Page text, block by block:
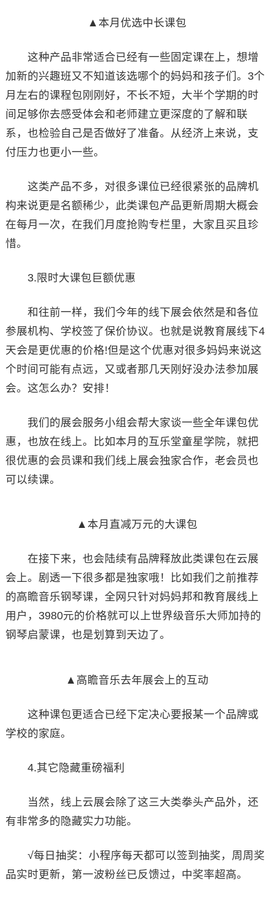
▲本月优选中长课包
这种产品非常适合已经有一些固定课在上，想增
加新的兴趣班又不知道该选哪个的妈妈和孩子们。3个
月左右的课程包刚刚好，不长不短，大半个学期的时
间足够你去感受体会和老师建立更深度的了解和联
系，也检验自己是否做好了准备。从经济上来说，支
付压力也更小一些。
这类产品不多，对很多课位已经很紧张的品牌机
构来说更是名额稀少，此类课包产品更新周期大概会
在每月一次，在我们月度抢购专栏里，大家且买且珍
惜。
3.限时大课包巨额优惠
和往前一样，我们今年的线下展会依然是和各位
参展机构、学校签了保价协议。也就是说教育展线下4
天会是更优惠的价格!但是这个优惠对很多妈妈来说这
个时间可能有点远，又或者那几天刚好没办法参加展
会。这怎么办？安排！
我们的展会服务小组会帮大家谈一些全年课包优
惠，也放在线上。比如本月的互乐堂童星学院，就把
很优惠的会员课和我们线上展会独家合作，老会员也
可以续课。
▲本月直减万元的大课包
在接下来，也会陆续有品牌释放此类课包在云展
会上。剧透一下很多都是独家哦！比如我们之前推荐
的高瞻音乐钢琴课，全网只针对妈妈邦和教育展线上
用户，3980元的价格就可以上世界级音乐大师加持的
钢琴启蒙课，也是划算到天边了。
▲高瞻音乐去年展会上的互动
这种课包更适合已经下定决心要报某一个品牌或
学校的家庭。
4.其它隐藏重磅福利
当然，线上云展会除了这三大类拳头产品外，还
有非常多的隐藏实力功能。
√每日抽奖：小程序每天都可以签到抽奖，周周奖
品实时更新，第一波粉丝已反馈过，中奖率超高。